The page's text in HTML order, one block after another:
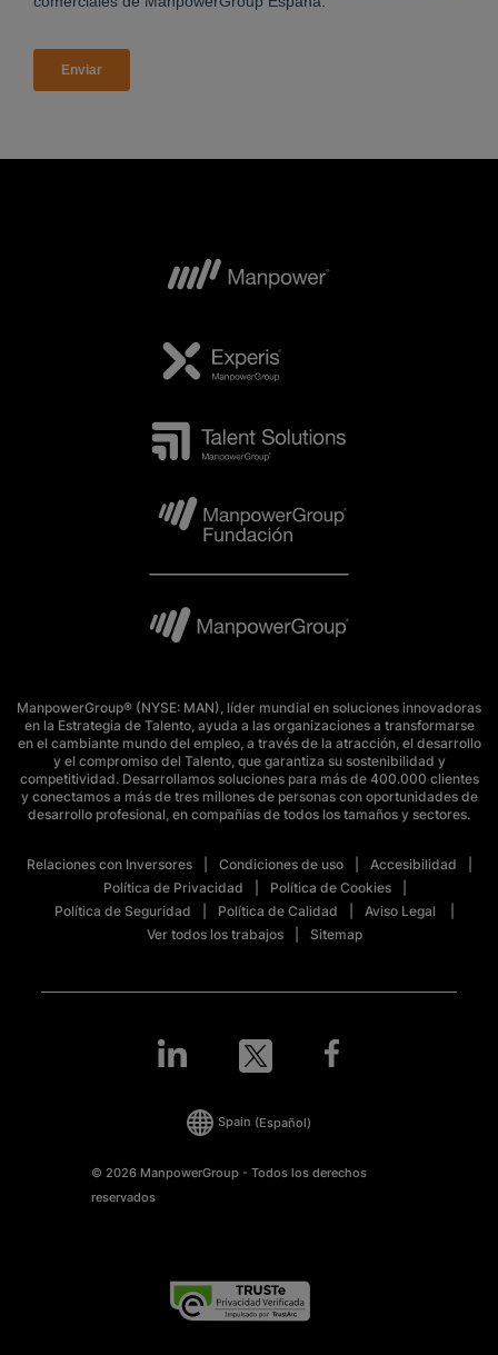
ManpowerGroup® (NYSE: MAN), líder mundial en soluciones innovadoras
en la Estrategia de Talento, ayuda a las organizaciones a transformarse
en el cambiante mundo del empleo, a través de la atracción, el desarrollo
y el compromiso del Talento, que garantiza su sostenibilidad y
competitividad. Desarrollamos soluciones para más de 400.000 clientes
y conectamos a más de tres millones de personas con oportunidades de
desarrollo profesional, en compañías de todos los tamaños y sectores.
Relaciones con Inversores Condiciones de uso
Accesibilidad
Política de Privacidad
Política de Cookies
Política de Seguridad
Política de Calidad
Aviso Legal
Ver todos los trabajos
Sitemap
© 2026 ManpowerGroup - Todos los derechos
reservados
Spain (Español)